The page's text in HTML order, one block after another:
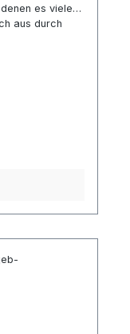
es viele
aus durch
Gigbag